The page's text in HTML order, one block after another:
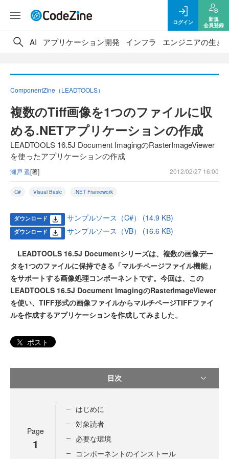
ログイン
新規
会員登録
AI アプリケーション開発 インフラ エンジニアの生き
ComponentZine（LEADTOOLS）
複数のTiff画像を1つのファイルに収
める.NETアプリケーションの作成
LEADTOOLS 16.5J Document ImagingのRasterImageViewer
を使ったアプリケーションの作成
瀬戸 遥[著] 2012/02/27 16:00
C# Visual Basic .NET Framework
ダウンロード サンプルソース（C#） (14.9 KB)
ダウンロード サンプルソース（VB） (16.6 KB)
LEADTOOLS 16.5J Documentシリーズは、複数の画像デー
タを1つのファイルに保持できる「マルチページファイル機能」
をサポートする画像処理コンポーネントです。今回は、この
LEADTOOLS 16.5J Document ImagingのRasterImageViewer
を使い、TIFF形式の画像ファイルからマルチページTIFFファイ
ルを作成するアプリケーションを作成してみました。
ポスト
目次
Page
1
はじめに
対象読者
必要な環境
コンポーネントのインストール